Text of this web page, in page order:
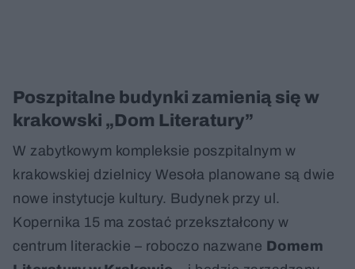
Poszpitalne budynki zamienią się w
krakowski „Dom Literatury”
W zabytkowym kompleksie poszpitalnym w
krakowskiej dzielnicy Wesoła planowane są dwie
nowe instytucje kultury. Budynek przy ul.
Kopernika 15 ma zostać przekształcony w
centrum literackie – roboczo nazwane Domem